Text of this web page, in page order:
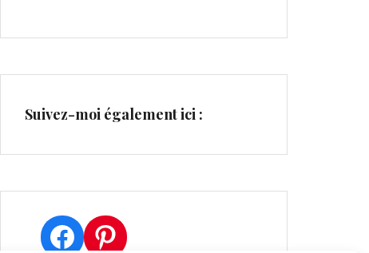
Suivez-moi également ici :
Facebook
Pinterest